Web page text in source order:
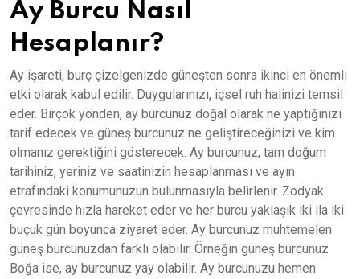
Ay Burcu Nasıl
Hesaplanır?
Ay işareti, burç çizelgenizde güneşten sonra ikinci en önemli
etki olarak kabul edilir. Duygularınızı, içsel ruh halinizi temsil
eder. Birçok yönden, ay burcunuz doğal olarak ne yaptığınızı
tarif edecek ve güneş burcunuz ne geliştireceğinizi ve kim
olmanız gerektiğini gösterecek. Ay burcunuz, tam doğum
tarihiniz, yeriniz ve saatinizin hesaplanması ve ayın
etrafındaki konumunuzun bulunmasıyla belirlenir. Zodyak
çevresinde hızla hareket eder ve her burcu yaklaşık iki ila iki
buçuk gün boyunca ziyaret eder. Ay burcunuz muhtemelen
güneş burcunuzdan farklı olabilir. Örneğin güneş burcunuz
Boğa ise, ay burcunuz yay olabilir. Ay burcunuzu hemen